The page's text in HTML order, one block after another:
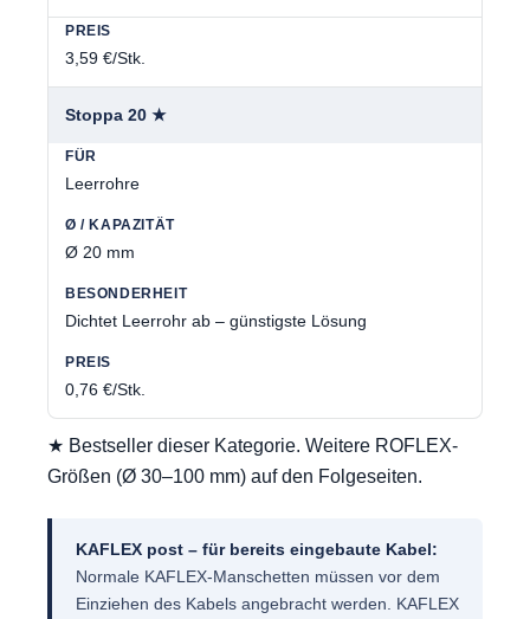
3,59 €/Stk.
Stoppa 20 ★
Leerrohre
Ø 20 mm
Dichtet Leerrohr ab – günstigste Lösung
0,76 €/Stk.
★ Bestseller dieser Kategorie. Weitere ROFLEX-
Größen (Ø 30–100 mm) auf den Folgeseiten.
KAFLEX post – für bereits eingebaute Kabel:
Normale KAFLEX-Manschetten müssen vor dem
Einziehen des Kabels angebracht werden. KAFLEX